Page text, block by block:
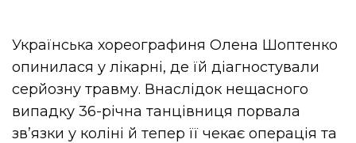
Українська хореографиня Олена Шоптенко
опинилася у лікарні, де їй діагностували
серйозну травму. Внаслідок нещасного
випадку 36-річна танцівниця порвала
зв’язки у коліні й тепер її чекає операція та